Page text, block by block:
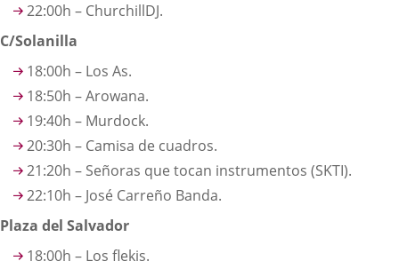
22:00h – ChurchillDJ.
C/Solanilla
18:00h – Los As.
18:50h – Arowana.
19:40h – Murdock.
20:30h – Camisa de cuadros.
21:20h – Señoras que tocan instrumentos (SKTI).
22:10h – José Carreño Banda.
Plaza del Salvador
18:00h – Los flekis.